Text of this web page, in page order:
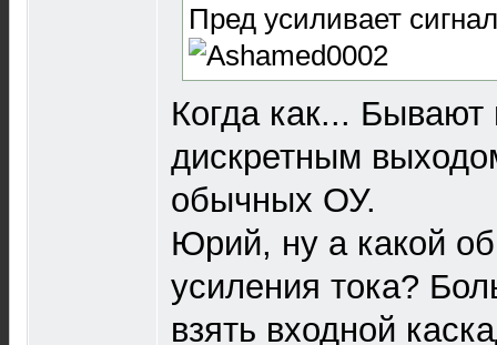
Пред усиливает
Когда как...
дискретным
обычных ОУ.
Юрий, ну а какой
усиления тока?
взять входной